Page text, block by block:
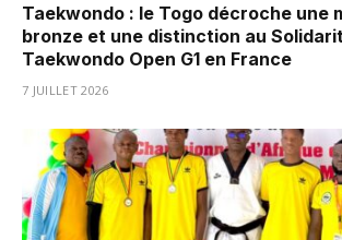
Taekwondo : le Togo décroche une
bronze et une distinction au
Taekwondo Open G1 en France
7 JUILLET 2026